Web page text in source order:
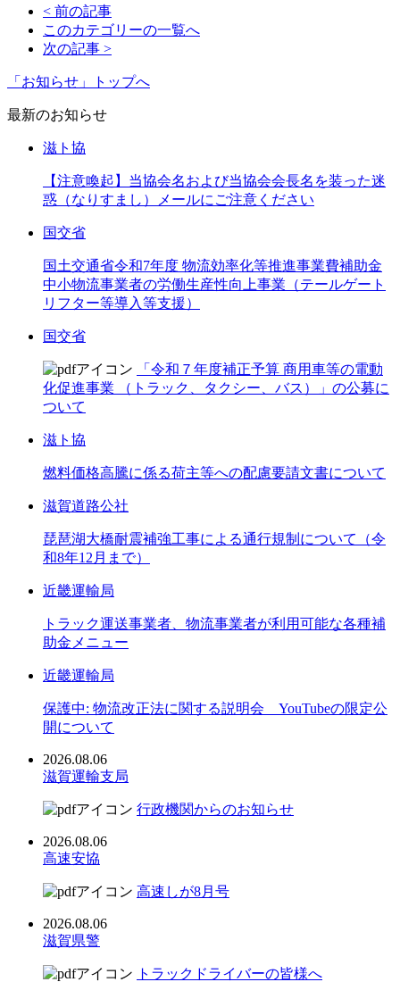
< 前の記事
このカテゴリーの一覧へ
次の記事 >
「お知らせ」トップへ
最新のお知らせ
滋ト協
【注意喚起】当協会名および当協会会長名を装った迷
惑（なりすまし）メールにご注意ください
国交省
国土交通省令和7年度 物流効率化等推進事業費補助金
中小物流事業者の労働生産性向上事業（テールゲート
リフター等導入等支援）
国交省
「令和７年度補正予算 商用車等の電動
化促進事業 （トラック、タクシー、バス）」の公募に
ついて
滋ト協
燃料価格高騰に係る荷主等への配慮要請文書について
滋賀道路公社
琵琶湖大橋耐震補強工事による通行規制について（令
和8年12月まで）
近畿運輸局
トラック運送事業者、物流事業者が利用可能な各種補
助金メニュー
近畿運輸局
保護中: 物流改正法に関する説明会 YouTubeの限定公
開について
2026.08.06
滋賀運輸支局
行政機関からのお知らせ
2026.08.06
高速安協
高速しが8月号
2026.08.06
滋賀県警
トラックドライバーの皆様へ